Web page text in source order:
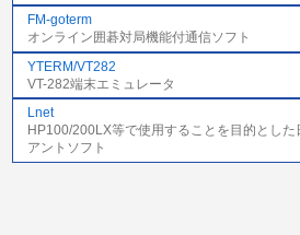
FM-goterm
オンライン囲碁対局機能付通信ソフト
YTERM/VT282
VT-282端末エミュレータ
Lnet
HP100/200LX等で使用することを目的とし
アントソフト